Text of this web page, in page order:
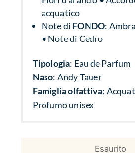
acquatico
Note di FONDO:
• Note di Cedro
Tipologia: Eau de Parfum
Naso: Andy Tauer
Famiglia olfattiva:
Profumo unisex
Esaurito